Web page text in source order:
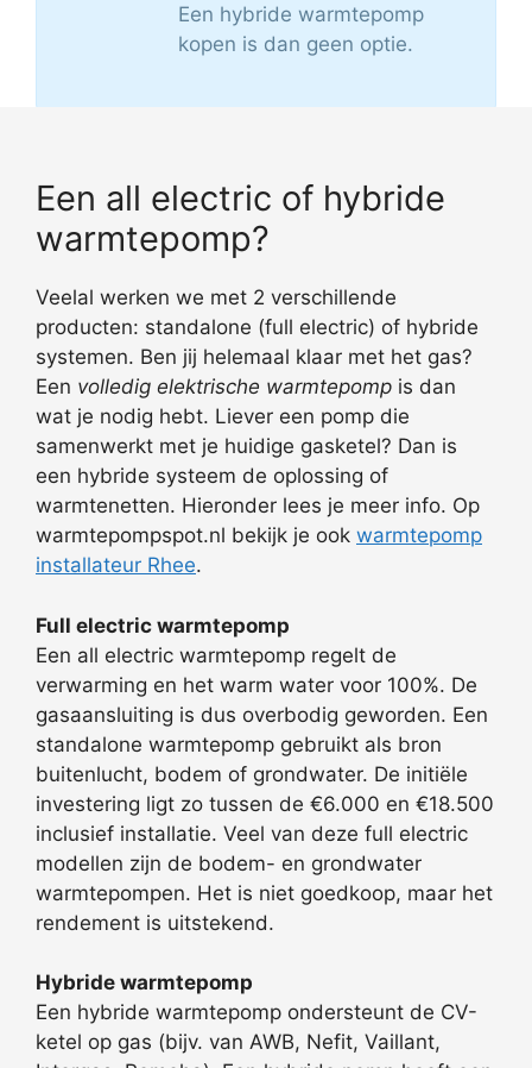
Een hybride warmtepomp
kopen is dan geen optie.
Een all electric of hybride
warmtepomp?
Veelal werken we met 2 verschillende
producten: standalone (full electric) of hybride
systemen. Ben jij helemaal klaar met het gas?
Een volledig elektrische warmtepomp is dan
wat je nodig hebt. Liever een pomp die
samenwerkt met je huidige gasketel? Dan is
een hybride systeem de oplossing of
warmtenetten. Hieronder lees je meer info. Op
warmtepompspot.nl bekijk je ook warmtepomp
installateur Rhee.
Full electric warmtepomp
Een all electric warmtepomp regelt de
verwarming en het warm water voor 100%. De
gasaansluiting is dus overbodig geworden. Een
standalone warmtepomp gebruikt als bron
buitenlucht, bodem of grondwater. De initiële
investering ligt zo tussen de €6.000 en €18.500
inclusief installatie. Veel van deze full electric
modellen zijn de bodem- en grondwater
warmtepompen. Het is niet goedkoop, maar het
rendement is uitstekend.
Hybride warmtepomp
Een hybride warmtepomp ondersteunt de CV-
ketel op gas (bijv. van AWB, Nefit, Vaillant,